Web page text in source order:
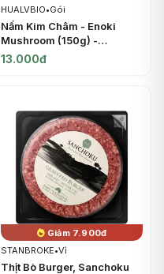
HUALVBIO•Gói
Nấm Kim Châm - Enoki
Mushroom (150g) -
HUALVBIO
13.000đ
Giảm 7.900đ
STANBROKE•Vỉ
Thịt Bò Burger, Sanchoku